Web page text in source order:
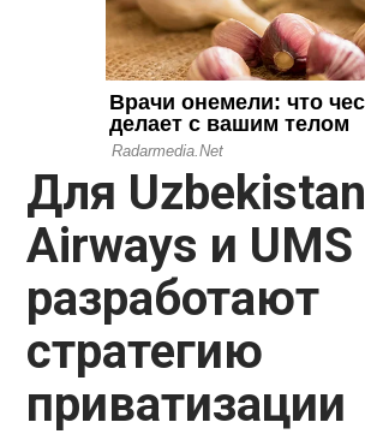
Для Uzbekistan
Airways и UMS
разработают
стратегию
приватизации